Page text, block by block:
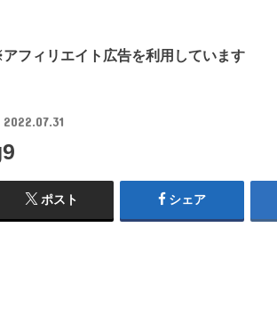
フィリエイト広告を利用しています
2022.07.31
ポスト シェア